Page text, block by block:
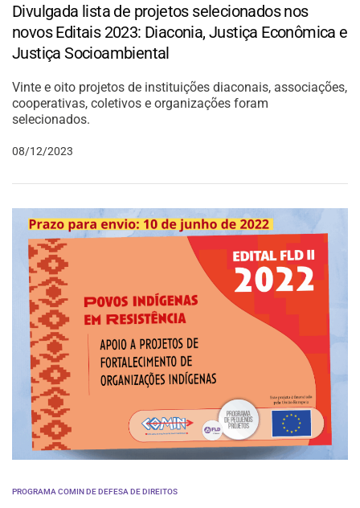
Divulgada lista de projetos selecionados nos
novos Editais 2023: Diaconia, Justiça Econômica e
Justiça Socioambiental
Vinte e oito projetos de instituições diaconais, associações,
cooperativas, coletivos e organizações foram
selecionados.
08/12/2023
PROGRAMA COMIN DE DEFESA DE DIREITOS